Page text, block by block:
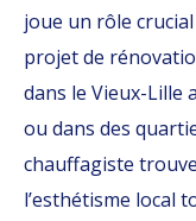
joue un rôle
projet de
dans le Vieux-Lille
ou dans des
chauffagiste
l’esthétisme local